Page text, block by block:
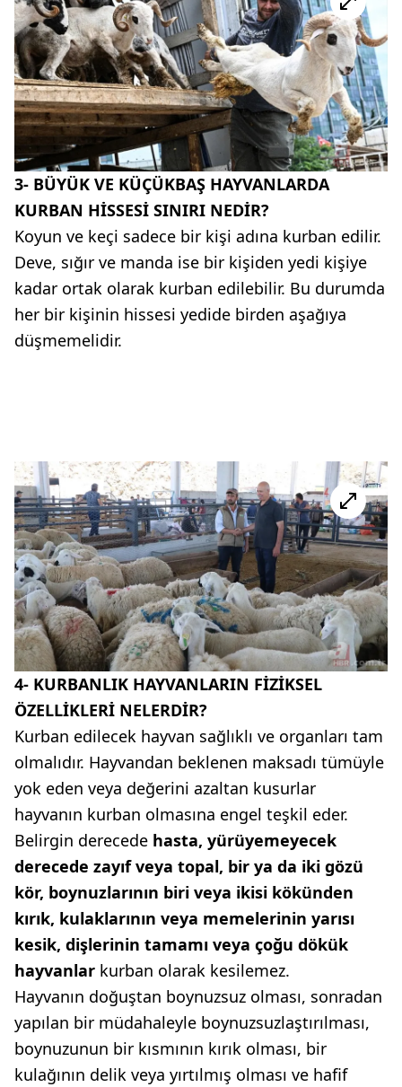
3- BÜYÜK VE KÜÇÜKBAŞ HAYVANLARDA
KURBAN HİSSESİ SINIRI NEDİR?
Koyun ve keçi sadece bir kişi adına kurban edilir.
Deve, sığır ve manda ise bir kişiden yedi kişiye
kadar ortak olarak kurban edilebilir. Bu durumda
her bir kişinin hissesi yedide birden aşağıya
düşmemelidir.
4- KURBANLIK HAYVANLARIN FİZİKSEL
ÖZELLİKLERİ NELERDİR?
Kurban edilecek hayvan sağlıklı ve organları tam
olmalıdır. Hayvandan beklenen maksadı tümüyle
yok eden veya değerini azaltan kusurlar
hayvanın kurban olmasına engel teşkil eder.
Belirgin derecede hasta, yürüyemeyecek
derecede zayıf veya topal, bir ya da iki gözü
kör, boynuzlarının biri veya ikisi kökünden
kırık, kulaklarının veya memelerinin yarısı
kesik, dişlerinin tamamı veya çoğu dökük
hayvanlar kurban olarak kesilemez.
Hayvanın doğuştan boynuzsuz olması, sonradan
yapılan bir müdahaleyle boynuzsuzlaştırılması,
boynuzunun bir kısmının kırık olması, bir
kulağının delik veya yırtılmış olması ve hafif